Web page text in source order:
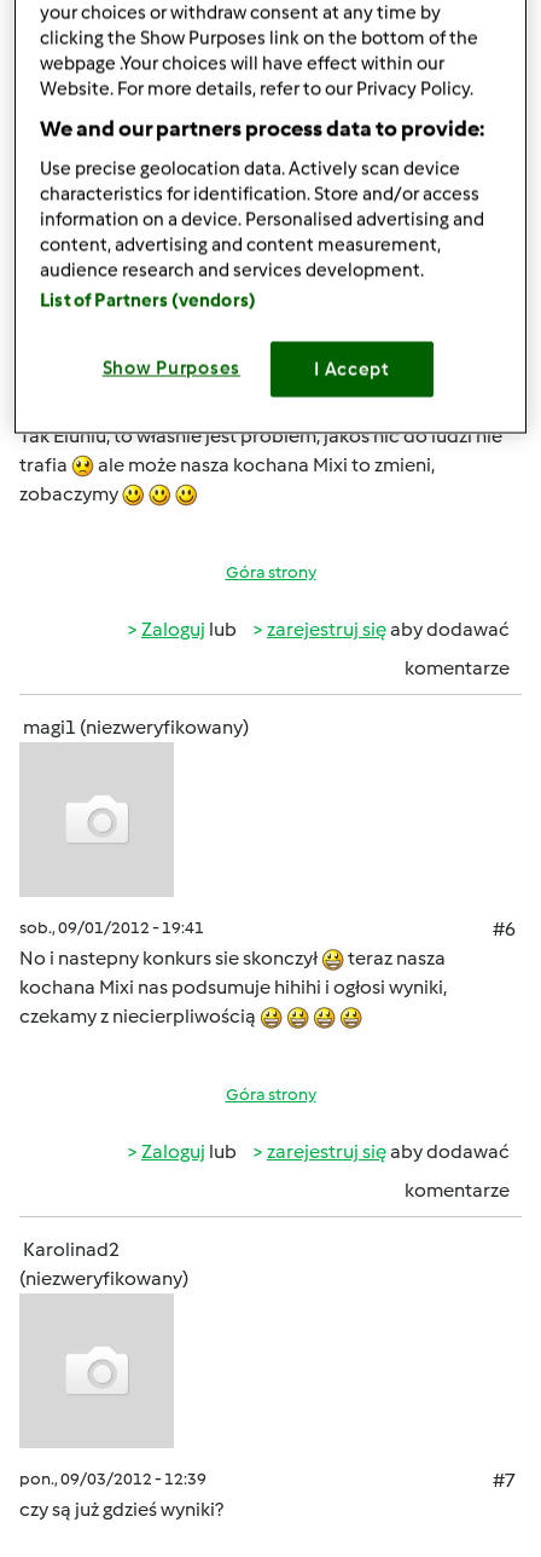
Góra strony
aby dodawać
komentarze
magi1 (niezweryfikowany)
Tak Eluniu, to własnie jest problem, jakoś nic do ludzi nie
trafia
ale może nasza kochana Mixi to zmieni,
zobaczymy
Góra strony
Zaloguj lub zarejestruj sięaby dodawać
komentarze
magi1 (niezweryfikowany)
sob., 09/01/2012 - 19:41
#6
No i nastepny konkurs sie skonczył
teraz nasza
kochana Mixi nas podsumuje hihihi i ogłosi wyniki,
czekamy z niecierpliwością
Góra strony
Zaloguj lub zarejestruj sięaby dodawać
komentarze
Karolinad2
(niezweryfikowany)
pon., 09/03/2012 - 12:39
#7
czy są już gdzieś wyniki?
your choices or withdraw consent at any time by
clicking the Show Purposes link on the bottom of the
webpage .Your choices will have effect within our
Website. For more details, refer to our Privacy Policy.
We and our partners process data to provide:
Use precise geolocation data. Actively scan device
characteristics for identification. Store and/or access
information on a device. Personalised advertising and
content, advertising and content measurement,
audience research and services development.
List of Partners (vendors)
Show Purposes I Accept